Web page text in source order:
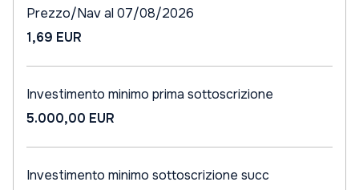
Prezzo/Nav al 07/08/2026
1,69 EUR
Investimento minimo prima sottoscrizione
5.000,00 EUR
Investimento minimo sottoscrizione succ